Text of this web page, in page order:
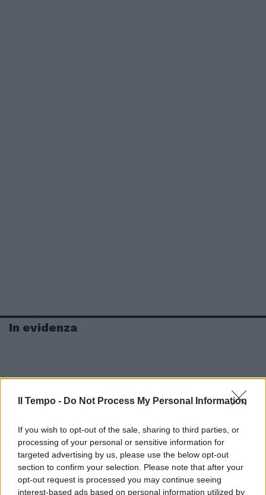
Il Tempo - Do Not Process My Personal Information
If you wish to opt-out of the sale, sharing to third parties, or
processing of your personal or sensitive information for
targeted advertising by us, please use the below opt-out
section to confirm your selection. Please note that after your
opt-out request is processed you may continue seeing
interest-based ads based on personal information utilized by
In evidenza